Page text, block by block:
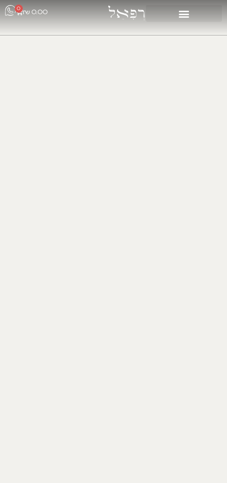
₪0.00
0